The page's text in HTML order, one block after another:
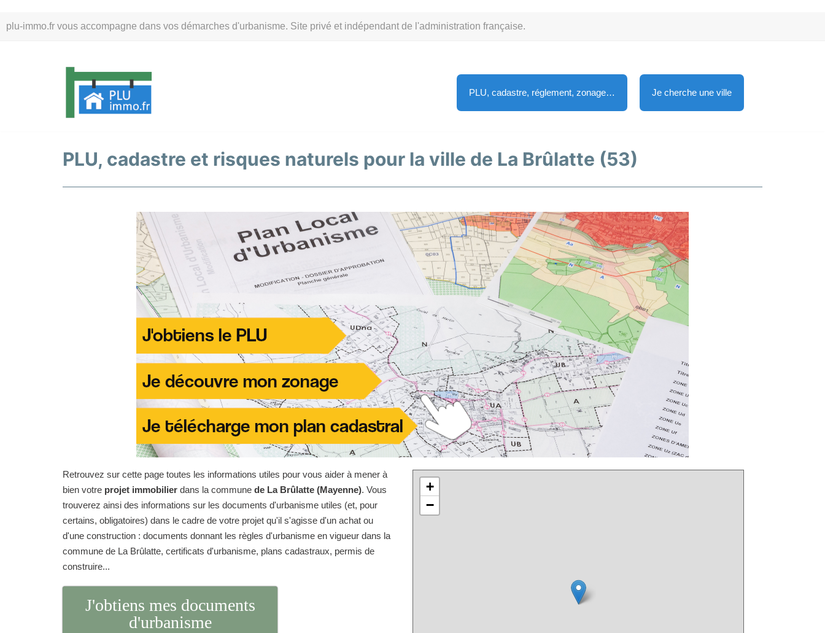
plu-immo.fr vous accompagne dans vos démarches d'urbanisme. Site privé et indépendant de l'administration française.
au
PLU, cadastre, réglement, zonage… Je cherche une ville
PLU, cadastre et risques naturels pour la ville de La Brûlatte (53)
Retrouvez sur cette page toutes les informations utiles pour vous aider à mener à
bien votre projet immobilier dans la commune de La Brûlatte (Mayenne). Vous
trouverez ainsi des informations sur les documents d'urbanisme utiles (et, pour
certains, obligatoires) dans le cadre de votre projet qu'il s'agisse d'un achat ou
d'une construction : documents donnant les règles d'urbanisme en vigueur dans la
commune de La Brûlatte, certificats d'urbanisme, plans cadastraux, permis de
construire...
J'obtiens mes documents
d'urbanisme
+
−